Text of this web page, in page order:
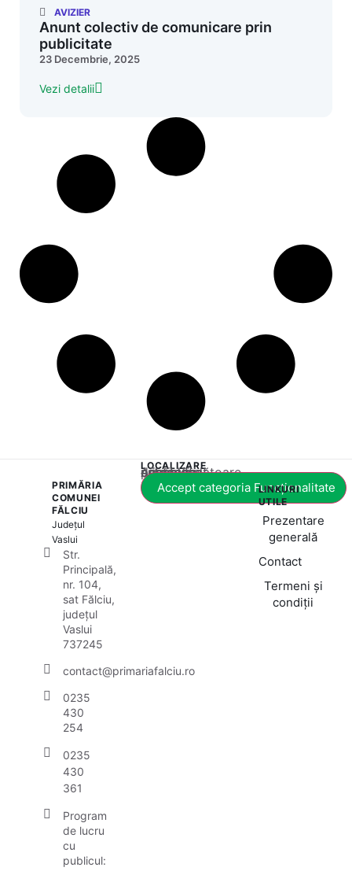
AVIZIER
Anunt colectiv de comunicare prin
publicitate
23 Decembrie, 2025
Vezi detalii
PRIMĂRIA
COMUNEI
FĂLCIU
Județul
Vaslui
Str.
Principală,
nr. 104,
sat Fălciu,
județul
Vaslui
737245
contact@primariafalciu.ro
0235
430
254
0235
430
361
Program
de lucru
cu
publicul:
LOCALIZARE
Acest conținut este blocat până când acceptați categoria corespunzătoare de cookie-uri.
Accept categoria Funcționalitate
LINKURI
UTILE
Prezentare
generală
Contact
Termeni și
condiții